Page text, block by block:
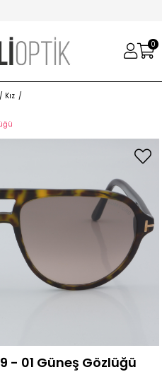
0
Kız
- 01 Güneş Gözlüğü